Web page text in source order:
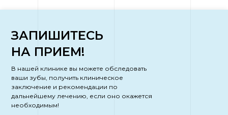
ЗАПИШИТЕСЬ
НА ПРИЕМ!
В нашей клинике вы можете обследовать
ваши зубы, получить клиническое
заключение и рекомендации по
дальнейшему лечению, если оно окажется
необходимым!